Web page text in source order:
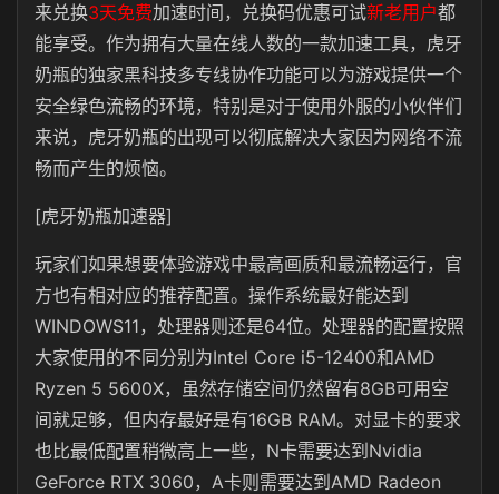
来兑换3天免费加速时间，兑换码优惠可试新老用户都
能享受。作为拥有大量在线人数的一款加速工具，虎牙
奶瓶的独家黑科技多专线协作功能可以为游戏提供一个
安全绿色流畅的环境，特别是对于使用外服的小伙伴们
来说，虎牙奶瓶的出现可以彻底解决大家因为网络不流
畅而产生的烦恼。
[虎牙奶瓶加速器]
玩家们如果想要体验游戏中最高画质和最流畅运行，官
方也有相对应的推荐配置。操作系统最好能达到
WINDOWS11，处理器则还是64位。处理器的配置按照
大家使用的不同分别为Intel Core i5-12400和AMD
Ryzen 5 5600X，虽然存储空间仍然留有8GB可用空
间就足够，但内存最好是有16GB RAM。对显卡的要求
也比最低配置稍微高上一些，N卡需要达到Nvidia
GeForce RTX 3060，A卡则需要达到AMD Radeon